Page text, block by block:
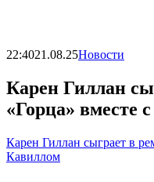
22:4021.08.25Новости
Карен Гиллан
«Горца» вместе
Карен Гиллан сыграет в
Кавиллом